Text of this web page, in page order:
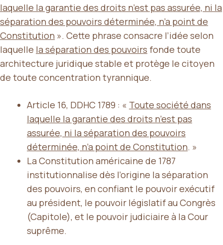
laquelle la garantie des droits n’est pas assurée, ni la
séparation des pouvoirs déterminée, n’a point de
Constitution ». Cette phrase consacre l’idée selon
laquelle la séparation des pouvoirs fonde toute
architecture juridique stable et protège le citoyen
de toute concentration tyrannique.
Article 16, DDHC 1789 : « Toute société dans
laquelle la garantie des droits n’est pas
assurée, ni la séparation des pouvoirs
déterminée, n’a point de Constitution. »
La Constitution américaine de 1787
institutionnalise dès l’origine la séparation
des pouvoirs, en confiant le pouvoir exécutif
au président, le pouvoir législatif au Congrès
(Capitole), et le pouvoir judiciaire à la Cour
suprême.